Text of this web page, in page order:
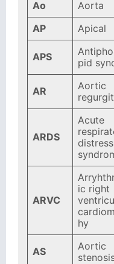
Ao Aorta
AP
Apical
APS
pid
AR
Aortic
ARDS
Acute
distress
ARVC
ic right
hy
AS
Aortic